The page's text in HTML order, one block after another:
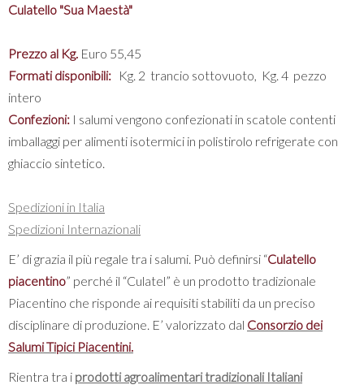
Culatello "Sua Maestà"
Prezzo al Kg. Euro 55,45
Formati disponibili: Kg. 2 trancio sottovuoto, Kg. 4 pezzo
intero
Confezioni: I salumi vengono confezionati in scatole contenti
imballaggi per alimenti isotermici in polistirolo refrigerate con
ghiaccio sintetico.
Spedizioni in Italia
Spedizioni Internazionali
E’ di grazia il più regale tra i salumi. Può definirsi “Culatello
piacentino” perché il “Culatel” è un prodotto tradizionale
Piacentino che risponde ai requisiti stabiliti da un preciso
disciplinare di produzione. E’ valorizzato dal Consorzio dei
Salumi Tipici Piacentini.
Rientra tra i prodotti agroalimentari tradizionali Italiani